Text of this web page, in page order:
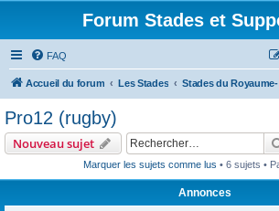
Forum Stades et
FAQ
Accueil du forum Les Stades
Pro12 (rugby)
Nouveau sujet
Marquer les sujets comme lus • 6 sujets •
Annonces